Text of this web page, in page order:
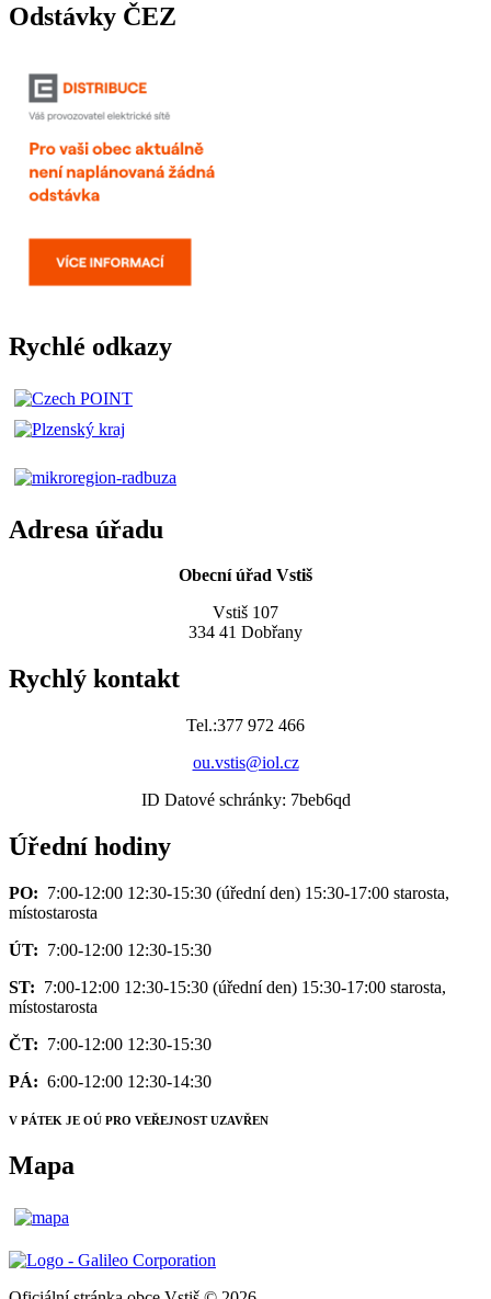
Odstávky ČEZ
Rychlé odkazy
Adresa úřadu
Obecní úřad Vstiš
Vstiš 107
334 41 Dobřany
Rychlý kontakt
Tel.:377 972 466
ou.vstis@iol.cz
ID Datové schránky: 7beb6qd
Úřední hodiny
PO: 7:00-12:00 12:30-15:30 (úřední den) 15:30-17:00 starosta,
místostarosta
ÚT: 7:00-12:00 12:30-15:30
ST: 7:00-12:00 12:30-15:30 (úřední den) 15:30-17:00 starosta,
místostarosta
ČT: 7:00-12:00 12:30-15:30
PÁ: 6:00-12:00 12:30-14:30
V PÁTEK JE OÚ PRO VEŘEJNOST UZAVŘEN
Mapa